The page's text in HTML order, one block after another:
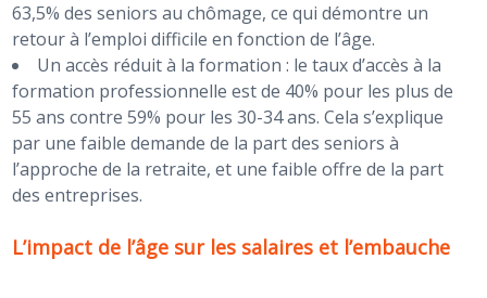
63,5% des seniors au chômage, ce qui démontre un
retour à l’emploi difficile en fonction de l’âge.
Un accès réduit à la formation : le taux d’accès à la
formation professionnelle est de 40% pour les plus de
55 ans contre 59% pour les 30-34 ans. Cela s’explique
par une faible demande de la part des seniors à
l’approche de la retraite, et une faible offre de la part
des entreprises.
L’impact de l’âge sur les salaires et l’embauche